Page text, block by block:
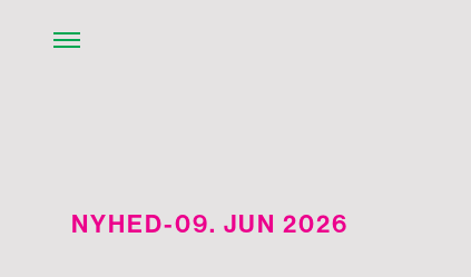
NYHED-09. JUN 2026